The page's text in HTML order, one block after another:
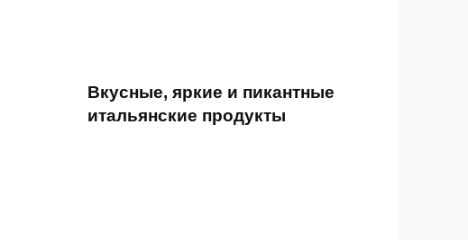
Вкусные, яркие и пикантные
итальянские продукты